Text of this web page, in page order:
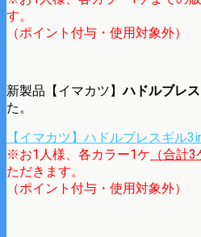
す。
（ポイント付与・使用対象外）
新製品【イマカツ】ハドルブレ
た。
【イマカツ】ハドルブレスギル
※お1人様、各カラー1ケ （合計3
ただきます。
（ポイント付与・使用対象外）